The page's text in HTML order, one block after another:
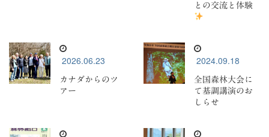
との交流と体験
2026.06.23
カナダからのツ
アー
2024.09.18
全国森林大会に
て基調講演のお
しらせ